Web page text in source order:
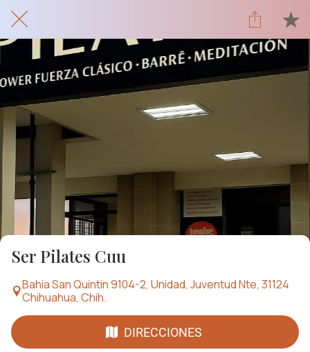
Ser Pilates Cuu
Bahia San Quintin 9104-2, Unidad, Juventud Nte, 31124
Chihuahua, Chih.
DIRECCIONES